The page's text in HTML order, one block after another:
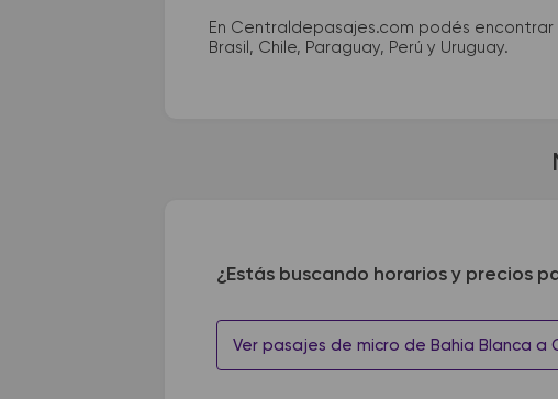
En Centraldepasajes.com podés
Brasil, Chile, Paraguay, Perú y Uruguay.
¿Estás buscando horarios y precios
Ver pasajes de micro de Bahia Blanca a